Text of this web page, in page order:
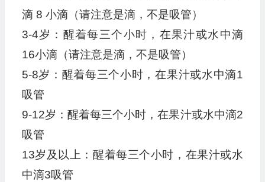
滴 8 小滴（请注意是滴，不是吸管）
3-4岁：醒着每三个小时，在果汁或水中滴
16小滴（请注意是滴，不是吸管）
5-8岁：醒着每三个小时，在果汁或水中滴1
吸管
9-12岁：醒着每三个小时，在果汁或水中滴2
吸管
13岁及以上：醒着每三个小时，在果汁或水
中滴3吸管